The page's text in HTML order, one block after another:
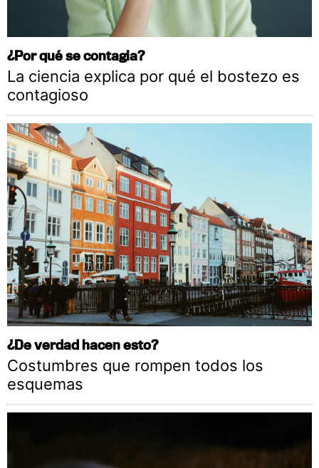
¿Por qué se contagia?
La ciencia explica por qué el bostezo es
contagioso
¿De verdad hacen esto?
Costumbres que rompen todos los
esquemas